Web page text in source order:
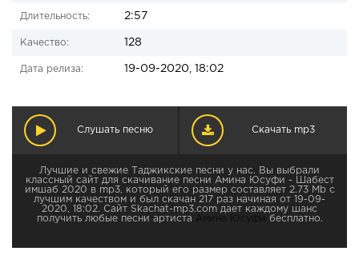
Длительность: 2:57
Качество: 128
Дата релиза: 19-09-2020, 18:02
Слушать песню Скачать mp3
Лучшие и свежие Таджикские песни у нас. Вы выбрали
классный сайт для скачивание песни Амина Юсуфи - Шабест
имшаб 2020 в mp3, который его размер составляет 2.73 Mb с
лучшим качеством и был скачан 217 раз начиная от 19-09-
2020, 18:02. Сайт Skachat-mp3.com дает каждому шанс
получить любые песни артиста
Амина Юсуфи бесплатно.